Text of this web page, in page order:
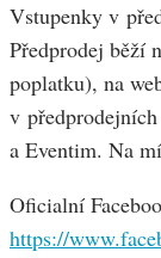
Vstupenky v
Předprodej běží
poplatku), na
v
a Eventim. Na
Oficialní
https://